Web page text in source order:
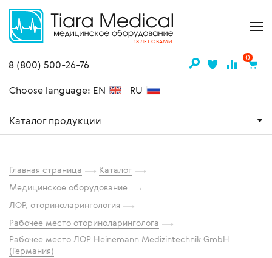
18 ЛЕТ С ВАМИ
8 (800) 500-26-76
0
Choose language: EN RU
Каталог продукции
Главная страница
Каталог
Медицинское оборудование
ЛОР, оториноларингология
Рабочее место оториноларинголога
Рабочее место ЛОР Heinemann Medizintechnik GmbH
(Германия)